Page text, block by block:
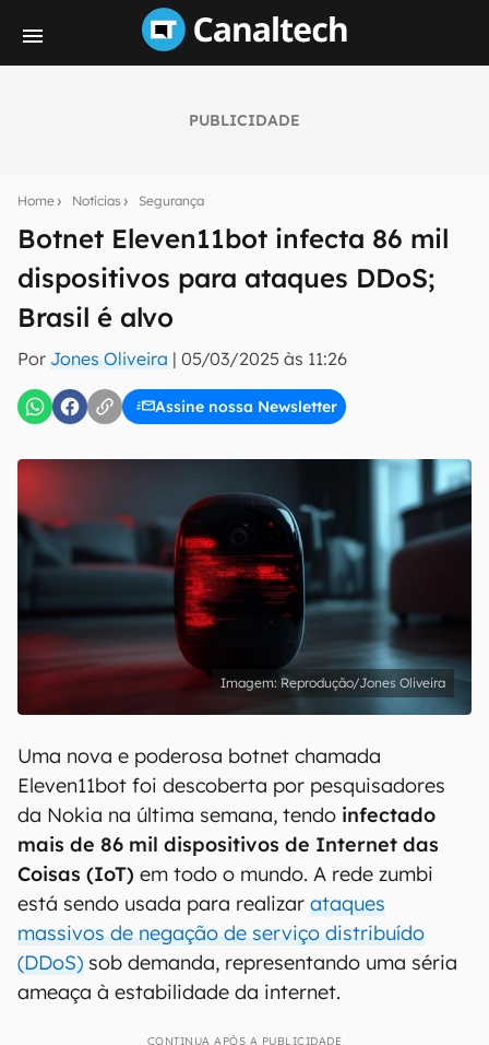
PUBLICIDADE
Home Notícias Segurança
Botnet Eleven11bot infecta 86 mil
dispositivos para ataques DDoS;
Brasil é alvo
Por Jones Oliveira | 05/03/2025 às 11:26
Assine nossa Newsletter
notícias e reviews sobre tecnologia em primeira
mão.
E-mail
inscreva-se
Uso e Política de Privacidade do Canaltech.
Reprodução/Jones Oliveira
Uma nova e poderosa botnet chamada
Eleven11bot foi descoberta por pesquisadores
da Nokia na última semana, tendo infectado
mais de 86 mil dispositivos de Internet das
Coisas (IoT) em todo o mundo. A rede zumbi
está sendo usada para realizar ataques
massivos de negação de serviço distribuído
(DDoS) sob demanda, representando uma séria
ameaça à estabilidade da internet.
CONTINUA APÓS A PUBLICIDADE